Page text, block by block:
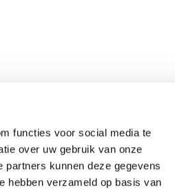
functies voor social media te
over uw gebruik van onze
kunnen deze gegevens
hebben verzameld op basis van